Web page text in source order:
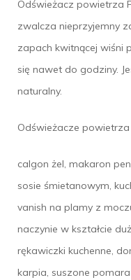
Odświeżacz powietrza
zwalcza nieprzyjemny
zapach kwitnącej wiśni
się nawet do godziny.
naturalny.
Odświeżacze powietrza
calgon żel, makaron
sosie śmietanowym,
vanish na plamy z
naczynie w kształcie
rękawiczki kuchenne,
karpia, suszone